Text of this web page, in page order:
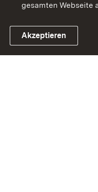
Link zum Landesportal
gesamten Webseite
Akzeptieren